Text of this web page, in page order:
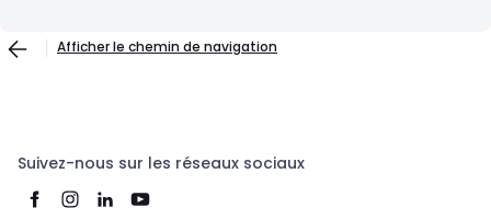
Afficher le chemin de navigation
Suivez-nous sur les réseaux sociaux